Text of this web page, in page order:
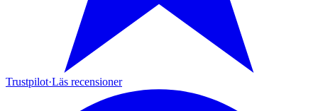
Trustpilot·Läs recensioner